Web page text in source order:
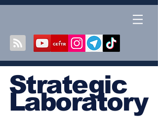
Strategic
Laboratory